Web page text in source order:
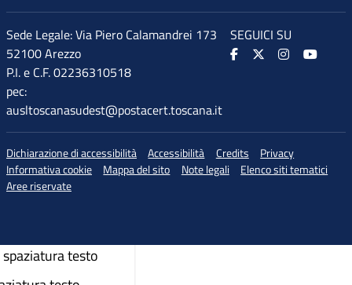
Sede Legale: Via Piero Calamandrei 173
52100 Arezzo
P.I. e C.F. 02236310518
pec:
ausltoscanasudest@postacert.toscana.it
SEGUICI SU
Dichiarazione di accessibilità Accessibilità Credits
Privacy
Informativa cookie
Mappa del sito Note legali
Elenco siti tematici
Aree riservate
accessibilità
♲
carattere
testo